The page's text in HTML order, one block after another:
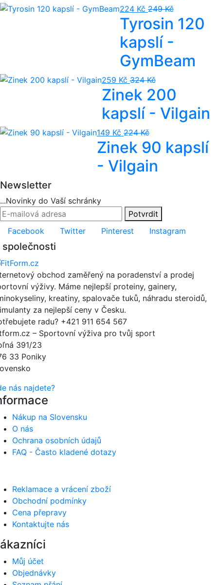
224 Kč 249 Kč
Tyrosin 120
kapslí -
GymBeam
259 Kč 324 Kč
Zinek 200
kapslí - Vilgain
149 Kč 224 Kč
Zinek 90 kapslí
- Vilgain
Newsletter
...Novinky do Vaší schránky
Potvrdit
Facebook
Twitter Pinterest Instagram
společnosti
obchod zaměřený na poradenství a prodej
výživy. Máme nejlepší proteiny, gainery,
kreatiny, spalovače tuků, náhradu steroidů,
za nejlepší ceny v Česku.
radu? +421 911 654 567
– Sportovní výživa pro tvůj sport
391/23
33 Poniky
nás najdete?
Nákup na Slovensku
O nás
Ochrana osobních údajů
FAQ - Často kladené dotazy
Reklamace a vrácení zboží
Obchodní podmínky
Cena přepravy
Kontaktujte nás
Můj účet
Objednávky